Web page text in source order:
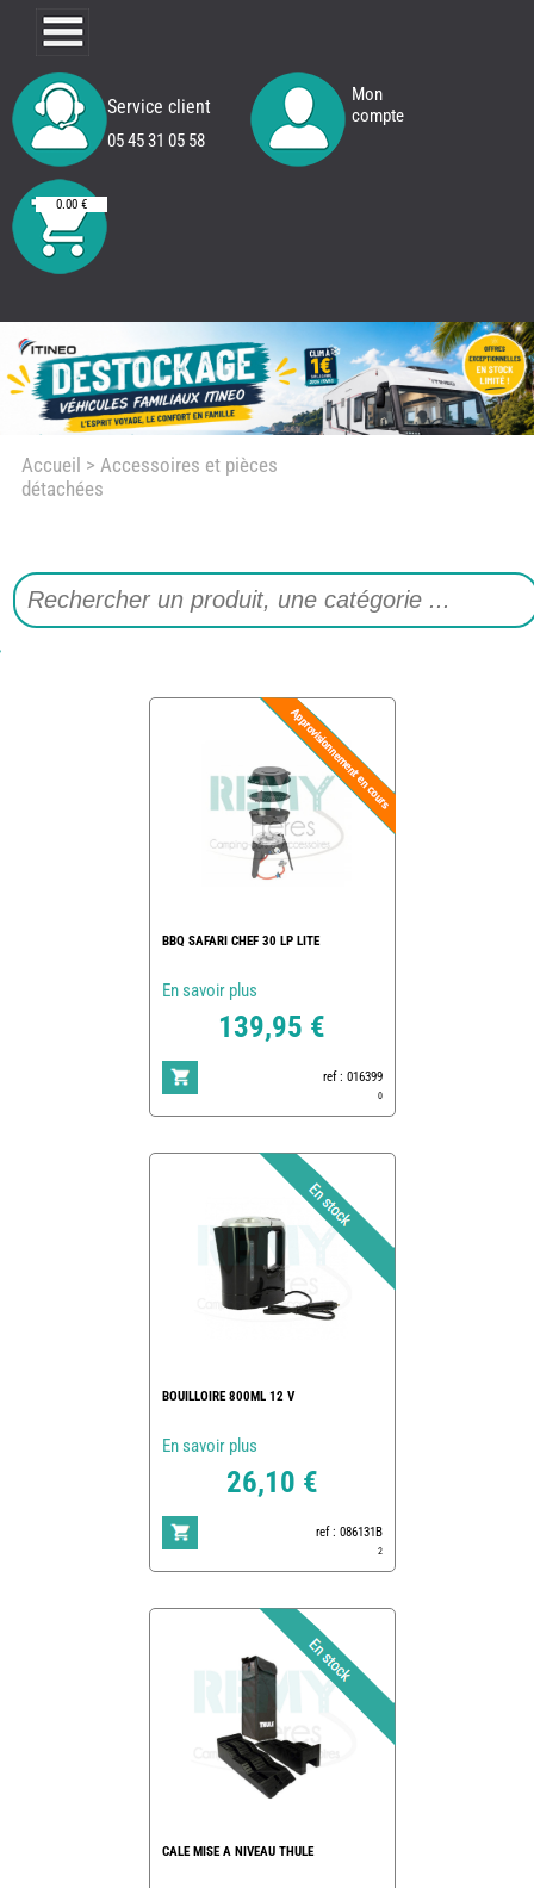
Service client
05 45 31 05 58
Mon
compte
0.00 €
Accueil > Accessoires et pièces
détachées
BBQ SAFARI CHEF 30 LP LITE
En savoir plus
139,95 €
ref : 016399
0
BOUILLOIRE 800ML 12 V
En savoir plus
26,10 €
ref : 086131B
2
CALE MISE A NIVEAU THULE